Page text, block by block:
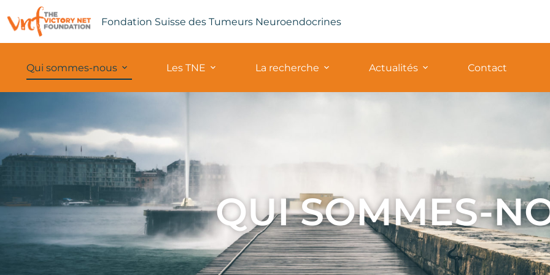
Fondation Suisse des Tumeurs Neuroendocrines
Qui sommes-nous Les TNE La recherche Actualités Contact
QUI SOMMES-